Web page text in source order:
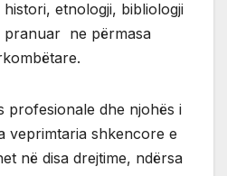
etnologji, bibliologji
pranuar ne përmasa
profesionale dhe njohës i
veprimtaria shkencore e
në disa drejtime, ndërsa